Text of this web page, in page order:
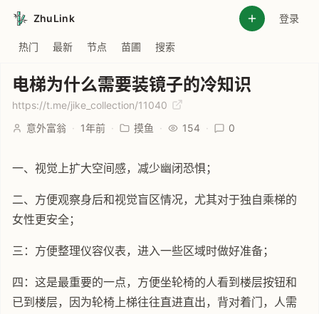
ZhuLink 登录
热门 最新 节点 苗圃 搜索
电梯为什么需要装镜子的冷知识
https://t.me/jike_collection/11040
意外富翁 · 1年前 · 摸鱼 · 154 · 0
一、视觉上扩大空间感，减少幽闭恐惧；
二、方便观察身后和视觉盲区情况，尤其对于独自乘梯的
女性更安全；
三：方便整理仪容仪表，进入一些区域时做好准备；
四：这是最重要的一点，方便坐轮椅的人看到楼层按钮和
已到楼层，因为轮椅上梯往往直进直出，背对着门，人需